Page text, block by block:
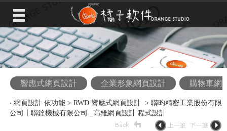
響應式網頁設計 企業形象網頁設計 購物車網
‧ 網頁設計 依功能> RWD 響應式網頁設計 > 聯昀精密工業股份有限
公司〡聯銓機械有限公司 _高雄網頁設計 程式設計